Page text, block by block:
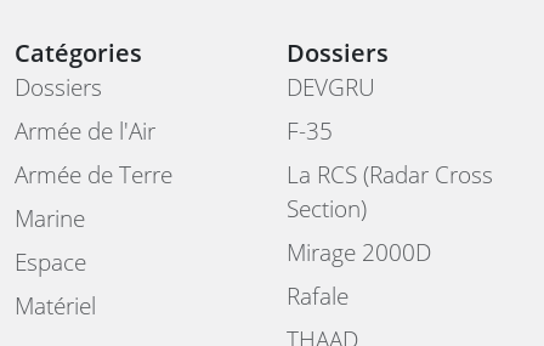
Catégories
Dossiers
Armée de l'Air
Armée de Terre
Marine
Espace
Matériel
Dossiers
DEVGRU
F-35
La RCS (Radar Cross
Section)
Mirage 2000D
Rafale
THAAD